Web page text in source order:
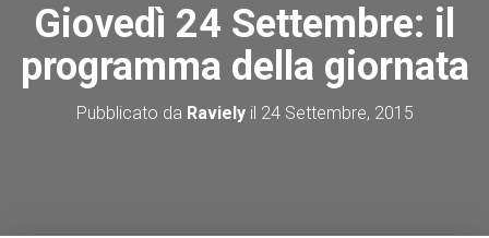
O
N
E
Giovedì 24 Settembre: il
programma della giornata
Pubblicato da Ravielyil 24 Settembre, 2015